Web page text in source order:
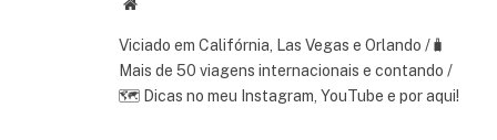
Viciado em Califórnia, Las Vegas e Orlando /🧳
Mais de 50 viagens internacionais e contando /
🗺 Dicas no meu Instagram, YouTube e por aqui!